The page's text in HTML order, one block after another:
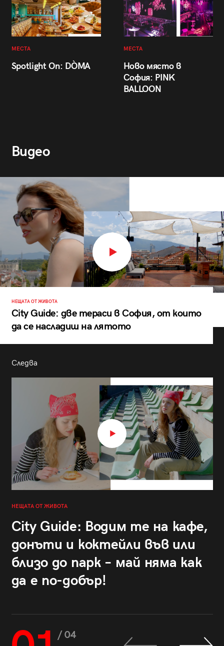
МЕСТА
Spotlight On: DÒMA
МЕСТА
Ново място в
София: PINK
BALLOON
Видео
НЕЩАТА ОТ ЖИВОТА
City Guide: две тераси в София, от които
да се насладиш на лятото
Следва
НЕЩАТА ОТ ЖИВОТА
City Guide: Водим те на кафе,
донъти и коктейли във или
близо до парк – май няма как
да е по-добър!
/ 04